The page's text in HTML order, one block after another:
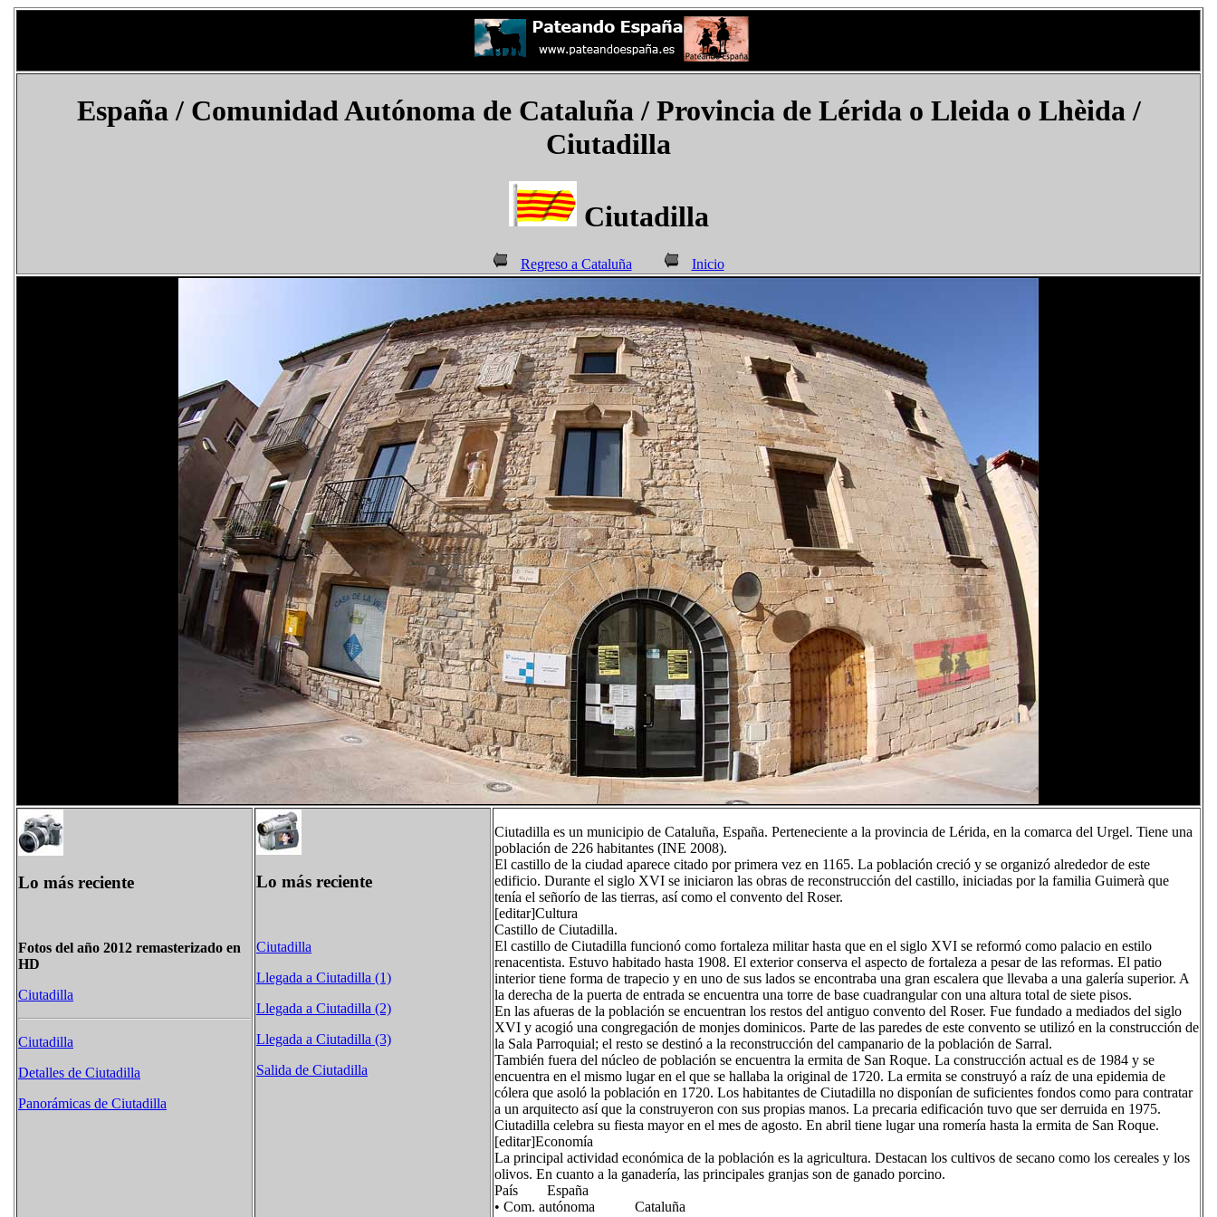
España/ Comunidad Autónoma de Cataluña / Provincia de Lérida o Lleida o Lhèida /
Ciutadilla
Ciutadilla
Regreso a Cataluña Inicio
Lo más reciente
Fotos del año 2012 remasterizado en
HD
Ciutadilla
Ciutadilla
Detalles de Ciutadilla
Panorámicas de Ciutadilla
Lo más reciente
Ciutadilla
Llegada a Ciutadilla (1)
Llegada a Ciutadilla (2)
Llegada a Ciutadilla (3)
Salida de Ciutadilla
Ciutadilla es un municipio de Cataluña, España. Perteneciente a la provincia de Lérida, en la comarca del Urgel. Tiene una
población de 226 habitantes (INE 2008).
El castillo de la ciudad aparece citado por primera vez en 1165. La población creció y se organizó alrededor de este
edificio. Durante el siglo XVI se iniciaron las obras de reconstrucción del castillo, iniciadas por la familia Guimerà que
tenía el señorío de las tierras, así como el convento del Roser.
[editar]Cultura
Castillo de Ciutadilla.
El castillo de Ciutadilla funcionó como fortaleza militar hasta que en el siglo XVI se reformó como palacio en estilo
renacentista. Estuvo habitado hasta 1908. El exterior conserva el aspecto de fortaleza a pesar de las reformas. El patio
interior tiene forma de trapecio y en uno de sus lados se encontraba una gran escalera que llevaba a una galería superior. A
la derecha de la puerta de entrada se encuentra una torre de base cuadrangular con una altura total de siete pisos.
En las afueras de la población se encuentran los restos del antiguo convento del Roser. Fue fundado a mediados del siglo
XVI y acogió una congregación de monjes dominicos. Parte de las paredes de este convento se utilizó en la construcción de
la Sala Parroquial; el resto se destinó a la reconstrucción del campanario de la población de Sarral.
También fuera del núcleo de población se encuentra la ermita de San Roque. La construcción actual es de 1984 y se
encuentra en el mismo lugar en el que se hallaba la original de 1720. La ermita se construyó a raíz de una epidemia de
cólera que asoló la población en 1720. Los habitantes de Ciutadilla no disponían de suficientes fondos como para contratar
a un arquitecto así que la construyeron con sus propias manos. La precaria edificación tuvo que ser derruida en 1975.
Ciutadilla celebra su fiesta mayor en el mes de agosto. En abril tiene lugar una romería hasta la ermita de San Roque.
[editar]Economía
La principal actividad económica de la población es la agricultura. Destacan los cultivos de secano como los cereales y los
olivos. En cuanto a la ganadería, las principales granjas son de ganado porcino.
País España
• Com. autónoma Cataluña